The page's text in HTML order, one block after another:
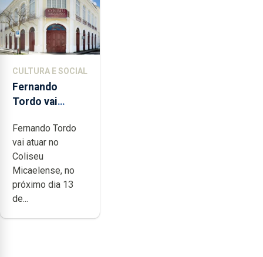
CULTURA E SOCIAL
Fernando
Tordo vai
anos de
carreira no
Coliseu
Micaelense
Fernando Tordo
vai atuar no
Coliseu
Micaelense, no
próximo dia 13
de...